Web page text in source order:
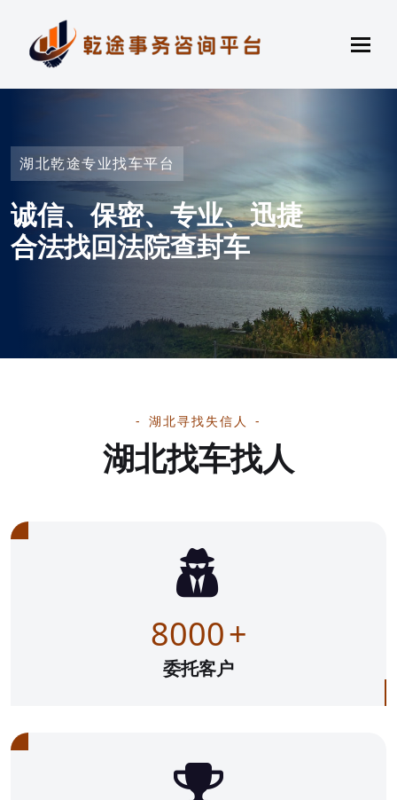
湖北乾途专业找车平台
诚信、保密、专业、迅捷
合法找回法院查封车
湖北寻找失信人
湖北找车找人
8000+
委托客户